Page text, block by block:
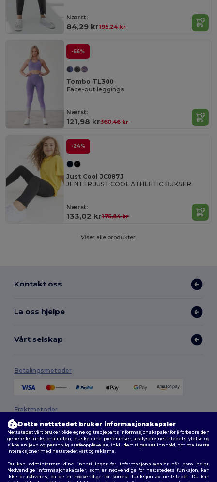
Nærst:
84,29 kr195,24 kr
-66%
Tombo TL300
Fade-out leggings
Nærst:
121,98 kr360,46 kr
-24%
Just Cool JC087J
JENTER JUST COOL ATHLETIC BUKSER
Nærst:
133,02 kr175,84 kr
Viser alle produkter.
Kontakt oss
La oss hjelpe
Vårt selskap
Betalingsmetoder
Fraktmetoder
Dette nettstedet bruker informasjonskapsler
Nettstedet vårt bruker både egne og tredjeparts informasjonskapsler for å forbedre den
generelle funksjonaliteten, huske dine preferanser, analysere nettstedets ytelse og
sikre en jevn og personlig surfeopplevelse, inkludert tilpasset innhold, optimaliserte
interaksjoner med nettstedet vårt og reklame.
Du kan administrere dine innstillinger for informasjonskapsler når som helst.
Nødvendige informasjonskapsler, som er nødvendige for nettstedets funksjon, kan
ikke deaktiveres, da de er nødvendige for korrekt funksjon av nettstedet. Du kan